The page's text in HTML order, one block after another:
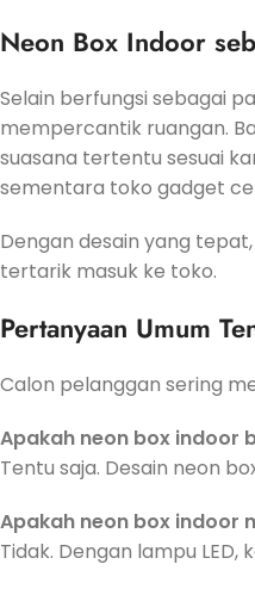
Neon Box Indoor
Selain berfungsi sebagai
mempercantik ruangan.
suasana tertentu sesuai
sementara toko gadget
Dengan desain yang
tertarik masuk ke toko.
Pertanyaan Umum
Calon pelanggan sering
Apakah neon box indoor
Tentu saja. Desain neon
Apakah neon box indoor
Tidak. Dengan lampu